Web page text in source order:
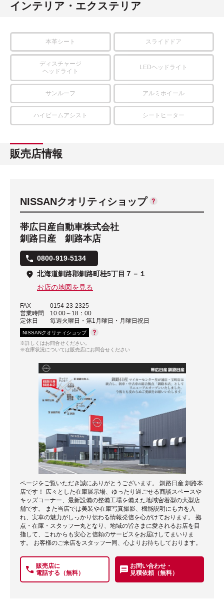
インテリア・エクステリア
本革シート スライドドア
ディスチャージ
ヘッドライト
LEDヘッドライト
サンルーフ アルミホイール
ハイビームアシスト シートヒーター
販売店情報
NISSANクオリティショップ
帯広日産自動車株式会社
釧路日産 釧路本店
0800-919-5134
北海道釧路郡釧路町桂5丁目７－１
お店の地図を見る
FAX
0154-23-2325
営業時間
10:00～18：00
定休日
毎週火曜日・第1月曜日・月曜日祝日
NISSANクオリティショップ
※詳しくはお問合せください。
※在庫状況については販売店にお問合せください
ページをご覧いただき誠にありがとうございます。 釧路日産 釧路本
店です！ 広々とした在庫展示場、ゆったり過ごせる商談スペースや
キッズコーナー、最新設備の整備工場を備えた地域密着型の大型店
舗です。 また当店では美装や在庫写真撮影、機能説明にも力を入
れ、実車の魅力がしっかり伝わる情報発信を心がけております。 拠
点・在庫・スタッフ一丸となり、地域の皆さまに愛されるお店を目
指して、これからも安心と信頼のサービスをお届けしてまいりま
す。 お客様のご来店をスタッフ一同、心よりお待ちしております。
販売店に
電話する（無料）
お問い合わせ・
見積依頼（無料）